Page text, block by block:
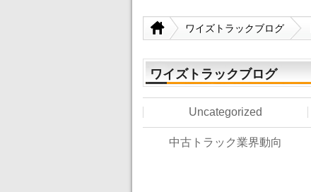
ワイズトラックブログ
ワイズトラックブログ
Uncategorized
中古トラック業界動向